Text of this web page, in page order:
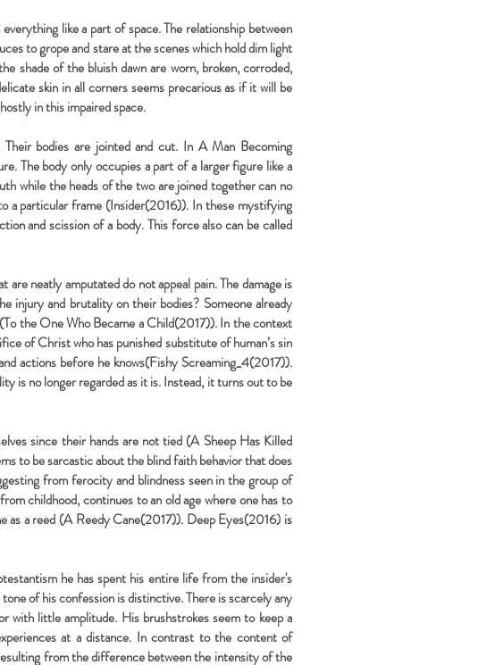
like a part of space. The relationship between
to grope and stare at the scenes which hold dim light
shade of the bluish dawn are worn, broken, corroded,
skin in all corners seems precarious as if it will be
in this impaired space.
bodies are jointed and cut. In A Man Becoming
The body only occupies a part of a larger figure like a
while the heads of the two are joined together can no
a particular frame (Insider(2016)). In these mystifying
and scission of a body. This force also can be called
neatly amputated do not appeal pain. The damage is
and brutality on their bodies? Someone already
the One Who Became a Child(2017)). In the context
of Christ who has punished substitute of human’s sin
actions before he knows(Fishy Screaming_4(2017)).
is no longer regarded as it is. Instead, it turns out to be
since their hands are not tied (A Sheep Has Killed
to be sarcastic about the blind faith behavior that does
from ferocity and blindness seen in the group of
childhood, continues to an old age where one has to
as a reed (A Reedy Cane(2017)). Deep Eyes(2016) is
he has spent his entire life from the insider's
of his confession is distinctive. There is scarcely any
with little amplitude. His brushstrokes seem to keep a
at a distance. In contrast to the content of
from the difference between the intensity of the